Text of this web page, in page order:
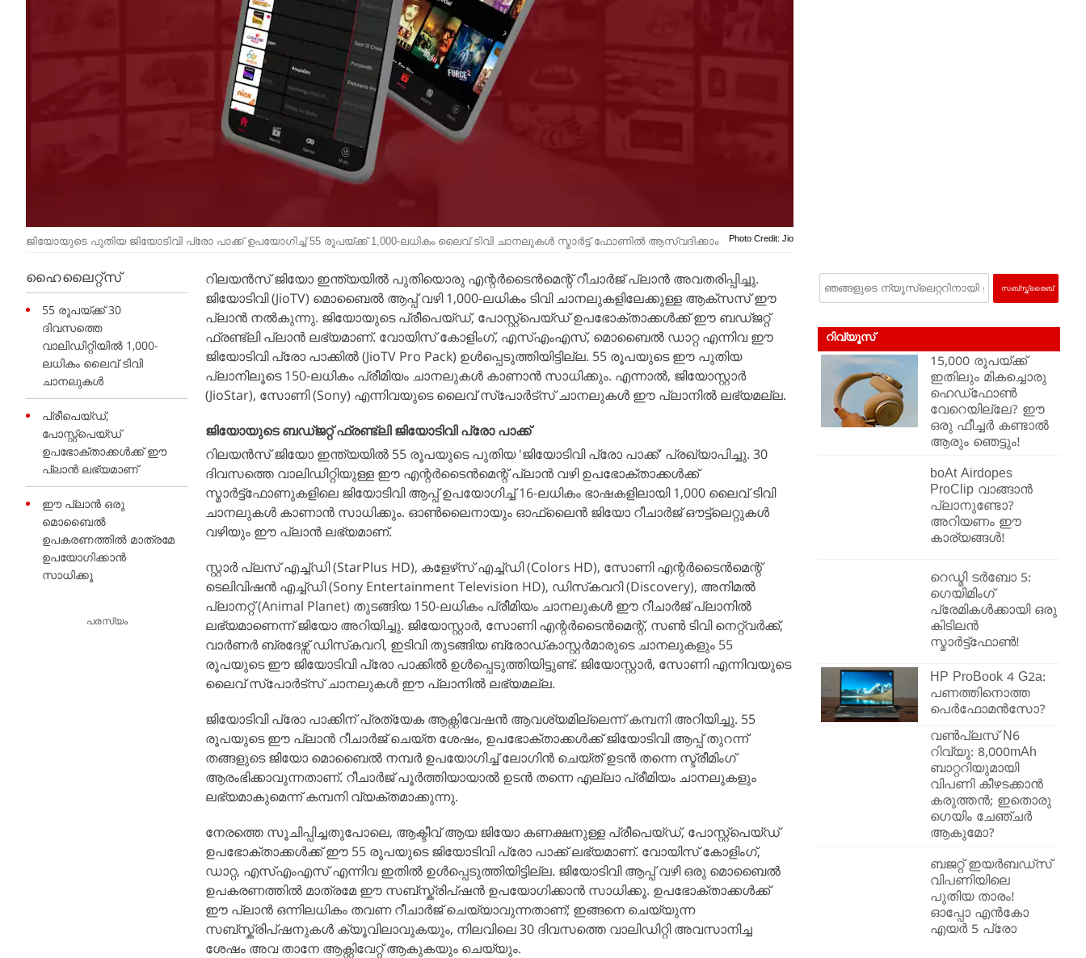
Photo Credit: Jio
ജിയോയുടെ പുതിയ ജിയോടിവി പ്രോ പാക്ക് ഉപയോഗിച്ച് 55 രൂപയ്ക്ക് 1,000-ലധികം ലൈവ് ടിവി ചാനലുകൾ സ്മാർട്ട് ഫോണിൽ ആസ്വദിക്കാം
ഹൈലൈറ്റ്സ്
55 രൂപയ്ക്ക് 30
ദിവസത്തെ
വാലിഡിറ്റിയിൽ 1,000-
ലധികം ലൈവ് ടിവി
ചാനലുകൾ
പ്രീപെയ്ഡ്,
പോസ്റ്റ്‌പെയ്ഡ്
ഉപഭോക്താക്കൾക്ക് ഈ
പ്ലാൻ ലഭ്യമാണ്
ഈ പ്ലാൻ ഒരു
മൊബൈൽ
ഉപകരണത്തിൽ മാത്രമേ
ഉപയോഗിക്കാൻ
സാധിക്കൂ
പരസ്യം
റിലയൻസ് ജിയോ ഇന്ത്യയിൽ പുതിയൊരു എന്റർടൈൻമെന്റ് റീചാർജ് പ്ലാൻ അവതരിപ്പിച്ചു.
ജിയോടിവി (JioTV) മൊബൈൽ ആപ്പ് വഴി 1,000-ലധികം ടിവി ചാനലുകളിലേക്കുള്ള ആക്‌സസ് ഈ
പ്ലാൻ നൽകുന്നു. ജിയോയുടെ പ്രീപെയ്ഡ്, പോസ്റ്റ്‌പെയ്ഡ് ഉപഭോക്താക്കൾക്ക് ഈ ബഡ്ജറ്റ്
ഫ്രണ്ട്ലി പ്ലാൻ ലഭ്യമാണ്. വോയിസ് കോളിംഗ്, എസ്എംഎസ്, മൊബൈൽ ഡാറ്റ എന്നിവ ഈ
ജിയോടിവി പ്രോ പാക്കിൽ (JioTV Pro Pack) ഉൾപ്പെടുത്തിയിട്ടില്ല. 55 രൂപയുടെ ഈ പുതിയ
പ്ലാനിലൂടെ 150-ലധികം പ്രീമിയം ചാനലുകൾ കാണാൻ സാധിക്കും. എന്നാൽ, ജിയോസ്റ്റാർ
(JioStar), സോണി (Sony) എന്നിവയുടെ ലൈവ് സ്‌പോർട്‌സ് ചാനലുകൾ ഈ പ്ലാനിൽ ലഭ്യമല്ല.
ജിയോയുടെ ബഡ്ജറ്റ് ഫ്രണ്ട്ലി ജിയോടിവി പ്രോ പാക്ക്
റിലയൻസ് ജിയോ ഇന്ത്യയിൽ 55 രൂപയുടെ പുതിയ 'ജിയോടിവി പ്രോ പാക്ക്' പ്രഖ്യാപിച്ചു. 30
ദിവസത്തെ വാലിഡിറ്റിയുള്ള ഈ എന്റർടൈൻമെന്റ് പ്ലാൻ വഴി ഉപഭോക്താക്കൾക്ക്
സ്മാർട്ട്‌ഫോണുകളിലെ ജിയോടിവി ആപ്പ് ഉപയോഗിച്ച് 16-ലധികം ഭാഷകളിലായി 1,000 ലൈവ് ടിവി
ചാനലുകൾ കാണാൻ സാധിക്കും. ഓൺലൈനായും ഓഫ്‌ലൈൻ ജിയോ റീചാർജ് ഔട്ട്‌ലെറ്റുകൾ
വഴിയും ഈ പ്ലാൻ ലഭ്യമാണ്.
സ്റ്റാർ പ്ലസ് എച്ച്ഡി (StarPlus HD), കളേഴ്‌സ് എച്ച്ഡി (Colors HD), സോണി എന്റർടൈൻമെന്റ്
ടെലിവിഷൻ എച്ച്ഡി (Sony Entertainment Television HD), ഡിസ്‌കവറി (Discovery), അനിമൽ
പ്ലാനറ്റ് (Animal Planet) തുടങ്ങിയ 150-ലധികം പ്രീമിയം ചാനലുകൾ ഈ റീചാർജ് പ്ലാനിൽ
ലഭ്യമാണെന്ന് ജിയോ അറിയിച്ചു. ജിയോസ്റ്റാർ, സോണി എന്റർടൈൻമെന്റ്, സൺ ടിവി നെറ്റ്‌വർക്ക്,
വാർണർ ബ്രദേഴ്സ് ഡിസ്‌കവറി, ഇടിവി തുടങ്ങിയ ബ്രോഡ്കാസ്റ്റർമാരുടെ ചാനലുകളും 55
രൂപയുടെ ഈ ജിയോടിവി പ്രോ പാക്കിൽ ഉൾപ്പെടുത്തിയിട്ടുണ്ട്. ജിയോസ്റ്റാർ, സോണി എന്നിവയുടെ
ലൈവ് സ്‌പോർട്‌സ് ചാനലുകൾ ഈ പ്ലാനിൽ ലഭ്യമല്ല.
ജിയോടിവി പ്രോ പാക്കിന് പ്രത്യേക ആക്റ്റിവേഷൻ ആവശ്യമില്ലെന്ന് കമ്പനി അറിയിച്ചു. 55
രൂപയുടെ ഈ പ്ലാൻ റീചാർജ് ചെയ്ത ശേഷം, ഉപഭോക്താക്കൾക്ക് ജിയോടിവി ആപ്പ് തുറന്ന്
തങ്ങളുടെ ജിയോ മൊബൈൽ നമ്പർ ഉപയോഗിച്ച് ലോഗിൻ ചെയ്ത് ഉടൻ തന്നെ സ്ട്രീമിംഗ്
ആരംഭിക്കാവുന്നതാണ്. റീചാർജ് പൂർത്തിയായാൽ ഉടൻ തന്നെ എല്ലാ പ്രീമിയം ചാനലുകളും
ലഭ്യമാകുമെന്ന് കമ്പനി വ്യക്തമാക്കുന്നു.
നേരത്തെ സൂചിപ്പിച്ചതുപോലെ, ആക്ടീവ് ആയ ജിയോ കണക്ഷനുള്ള പ്രീപെയ്ഡ്, പോസ്റ്റ്‌പെയ്ഡ്
ഉപഭോക്താക്കൾക്ക് ഈ 55 രൂപയുടെ ജിയോടിവി പ്രോ പാക്ക് ലഭ്യമാണ്. വോയിസ് കോളിംഗ്,
ഡാറ്റ, എസ്എംഎസ് എന്നിവ ഇതിൽ ഉൾപ്പെടുത്തിയിട്ടില്ല. ജിയോടിവി ആപ്പ് വഴി ഒരു മൊബൈൽ
ഉപകരണത്തിൽ മാത്രമേ ഈ സബ്സ്ക്രിപ്ഷൻ ഉപയോഗിക്കാൻ സാധിക്കൂ. ഉപഭോക്താക്കൾക്ക്
ഈ പ്ലാൻ ഒന്നിലധികം തവണ റീചാർജ് ചെയ്യാവുന്നതാണ്; ഇങ്ങനെ ചെയ്യുന്ന
സബ്സ്ക്രിപ്ഷനുകൾ ക്യൂവിലാവുകയും, നിലവിലെ 30 ദിവസത്തെ വാലിഡിറ്റി അവസാനിച്ച
ശേഷം അവ താനേ ആക്റ്റിവേറ്റ് ആകുകയും ചെയ്യും.
റിവ്യൂസ്
15,000 രൂപയ്ക്ക്
ഇതിലും മികച്ചൊരു
ഹെഡ്‌ഫോൺ
വേറെയില്ലേ? ഈ
ഒരു ഫീച്ചർ കണ്ടാൽ
ആരും ഞെട്ടും!
boAt Airdopes
ProClip വാങ്ങാൻ
പ്ലാനുണ്ടോ?
അറിയണം ഈ
കാര്യങ്ങൾ!
റെഡ്മി ടർബോ 5:
ഗെയിമിംഗ്
പ്രേമികൾക്കായി ഒരു
കിടിലൻ
സ്മാർട്ട്ഫോൺ!
HP ProBook 4 G2a:
പണത്തിനൊത്ത
പെർഫോമൻസോ?
വൺപ്ലസ് N6
റിവ്യൂ: 8,000mAh
ബാറ്ററിയുമായി
വിപണി കീഴടക്കാൻ
കരുത്തൻ; ഇതൊരു
ഗെയിം ചേഞ്ചർ
ആകുമോ?
ബജറ്റ് ഇയർബഡ്സ്
വിപണിയിലെ
പുതിയ താരം!
ഓപ്പോ എൻകോ
എയർ 5 പ്രോ